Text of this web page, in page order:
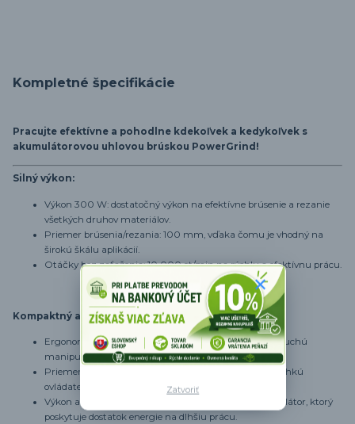
Kompletné špecifikácie
Pracujte efektívne a pohodlne kdekoľvek a kedykoľvek s
akumulátorovou uhlovou brúskou PowerGrind!
Silný výkon:
Výkon 300 W: dostatočný výkon na efektívne brúsenie a rezanie
všetkých druhov materiálov.
Priemer brúsenia/rezania: 100 mm, vďaka čomu je vhodný na
širokú škálu aplikácií.
Otáčky bez zaťaženia: 10 000 ot/min na rýchlu a efektívnu prácu.
Kompaktný a ľahko použiteľný:
Ergonomický dizajn: pre pohodlné uchopenie a jednoduchú
manipuláciu.
Priemer vretena: 10 mm pre kompaktné rozmery a ľahkú
ovládateľnosť.
Výkon akumulátora 1,5 Ah: Obsahuje výkonný akumulátor, ktorý
poskytuje dostatok energie na dlhšiu prácu.
Zatvoriť